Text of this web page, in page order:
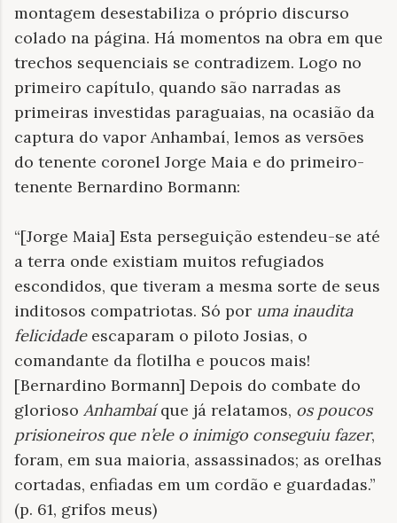
montagem desestabiliza o próprio discurso
colado na página. Há momentos na obra em que
trechos sequenciais se contradizem. Logo no
primeiro capítulo, quando são narradas as
primeiras investidas paraguaias, na ocasião da
captura do vapor Anhambaí, lemos as versões
do tenente coronel Jorge Maia e do primeiro-
tenente Bernardino Bormann:
“[Jorge Maia] Esta perseguição estendeu-se até
a terra onde existiam muitos refugiados
escondidos, que tiveram a mesma sorte de seus
inditosos compatriotas. Só por uma inaudita
felicidadeescaparam o piloto Josias, o
comandante da flotilha e poucos mais!
[Bernardino Bormann] Depois do combate do
glorioso Anhambaíque já relatamos, os poucos
prisioneiros que n’ele o inimigo conseguiu fazer,
foram, em sua maioria, assassinados; as orelhas
cortadas, enfiadas em um cordão e guardadas.”
(p. 61, grifos meus)